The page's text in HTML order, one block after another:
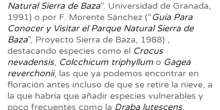
Natural Sierra de Baza”. Universidad de Granada,
1991) o por F. Morente Sánchez (“Guía Para
Conocer y Visitar el Parque Natural Sierra de
Baza”, Proyecto Sierra de Baza, 1988) ,
destacando especies como el Crocus
nevadensis, Colcchicum triphyllum o Gagea
reverchonii, las que ya podemos encontrar en
floración antes incluso de que se retire la nieve, a
la que habría que añadir especies vulnerables y
poco frecuentes como la Draba lutescens.